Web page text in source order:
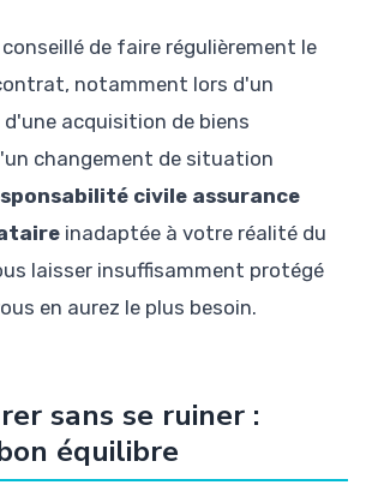
de faire régulièrement le
notamment lors d'un
acquisition de biens
changement de situation
civile assurance
inadaptée à votre réalité du
laisser insuffisamment protégé
en aurez le plus besoin.
sans se ruiner :
équilibre